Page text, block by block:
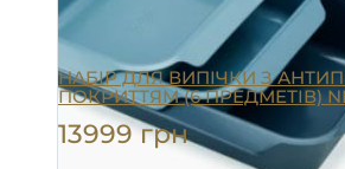
НАБІР ДЛЯ ВИПІЧКИ З
ПОКРИТТЯМ (6 ПРЕДМЕТІВ)
13999грн